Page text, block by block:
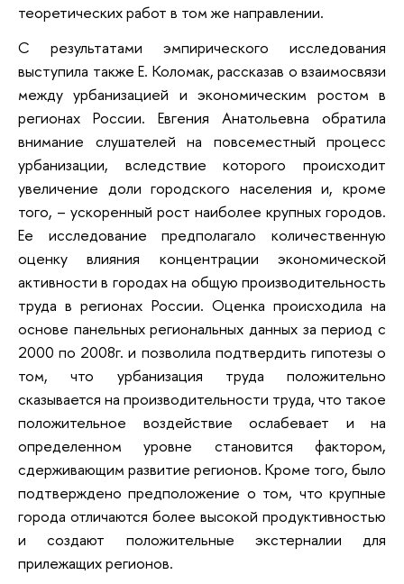
теоретических работ в том же направлении.
С результатами эмпирического исследования
выступила также Е. Коломак, рассказав о взаимосвязи
между урбанизацией и экономическим ростом в
регионах России. Евгения Анатольевна обратила
внимание слушателей на повсеместный процесс
урбанизации, вследствие которого происходит
увеличение доли городского населения и, кроме
того, – ускоренный рост наиболее крупных городов.
Ее исследование предполагало количественную
оценку влияния концентрации экономической
активности в городах на общую производительность
труда в регионах России. Оценка происходила на
основе панельных региональных данных за период с
2000 по 2008г. и позволила подтвердить гипотезы о
том, что урбанизация труда положительно
сказывается на производительности труда, что такое
положительное воздействие ослабевает и на
определенном уровне становится фактором,
сдерживающим развитие регионов. Кроме того, было
подтверждено предположение о том, что крупные
города отличаются более высокой продуктивностью
и создают положительные экстерналии для
прилежащих регионов.